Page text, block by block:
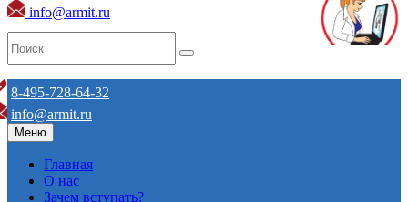
info@armit.ru
8-495-728-64-32
info@armit.ru
Меню
Главная
О нас
Зачем вступать?